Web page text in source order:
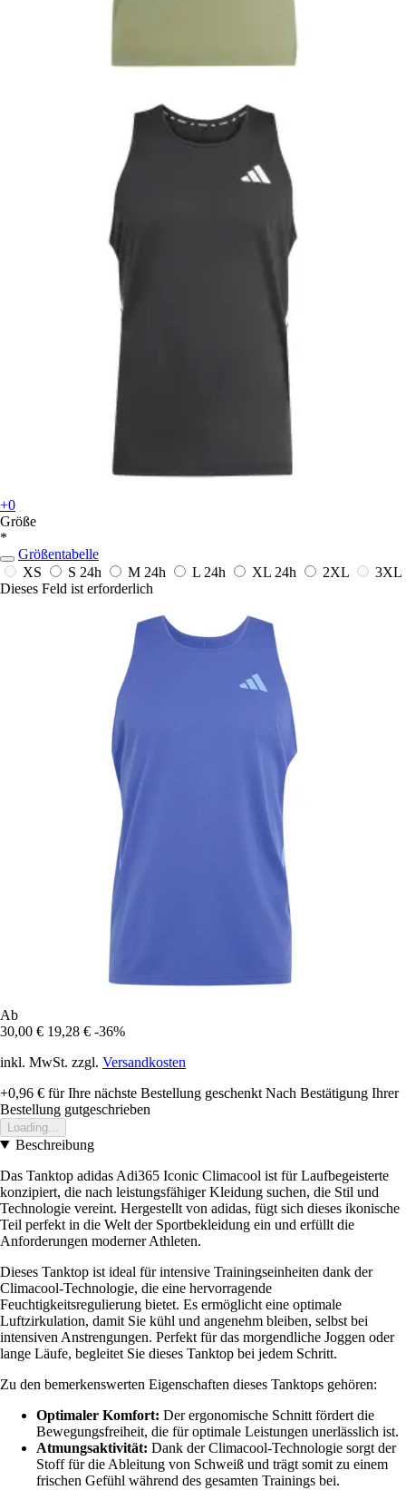
+0
Größe
*
Größentabelle
XS
S 24h M 24h L 24h XL 24h 2XL
3XL
Dieses Feld ist erforderlich
Ab
30,00 € 19,28 € -36%
inkl. MwSt. zzgl. Versandkosten
+0,96 € für Ihre nächste Bestellung geschenkt Nach Bestätigung Ihrer
Bestellung gutgeschrieben
Loading...
Beschreibung
Das Tanktop adidas Adi365 Iconic Climacool ist für Laufbegeisterte
konzipiert, die nach leistungsfähiger Kleidung suchen, die Stil und
Technologie vereint. Hergestellt von adidas, fügt sich dieses ikonische
Teil perfekt in die Welt der Sportbekleidung ein und erfüllt die
Anforderungen moderner Athleten.
Dieses Tanktop ist ideal für intensive Trainingseinheiten dank der
Climacool-Technologie, die eine hervorragende
Feuchtigkeitsregulierung bietet. Es ermöglicht eine optimale
Luftzirkulation, damit Sie kühl und angenehm bleiben, selbst bei
intensiven Anstrengungen. Perfekt für das morgendliche Joggen oder
lange Läufe, begleitet Sie dieses Tanktop bei jedem Schritt.
Zu den bemerkenswerten Eigenschaften dieses Tanktops gehören:
Optimaler Komfort: Der ergonomische Schnitt fördert die
Bewegungsfreiheit, die für optimale Leistungen unerlässlich ist.
Atmungsaktivität: Dank der Climacool-Technologie sorgt der
Stoff für die Ableitung von Schweiß und trägt somit zu einem
frischen Gefühl während des gesamten Trainings bei.